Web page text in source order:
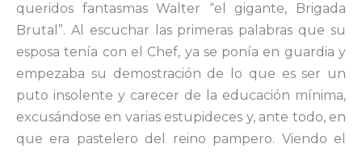
queridos fantasmas Walter “el gigante, Brigada
Brutal”. Al escuchar las primeras palabras que su
esposa tenía con el Chef, ya se ponía en guardia y
empezaba su demostración de lo que es ser un
puto insolente y carecer de la educación mínima,
excusándose en varias estupideces y, ante todo, en
que era pastelero del reino pampero. Viendo el